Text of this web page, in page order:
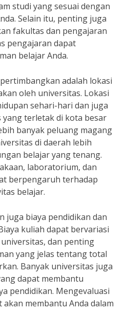
studi yang sesuai dengan
Selain itu, penting juga
fakultas dan pengajaran
pengajaran dapat
belajar Anda.
adalah lokasi
oleh universitas. Lokasi
sehari-hari dan juga
yang terletak di kota besar
banyak peluang magang
di daerah lebih
belajar yang tenang.
laboratorium, dan
berpengaruh terhadap
belajar.
juga biaya pendidikan dan
kuliah dapat bervariasi
dan penting
yang jelas tentang total
Banyak universitas juga
dapat membantu
pendidikan. Mengevaluasi
membantu Anda dalam